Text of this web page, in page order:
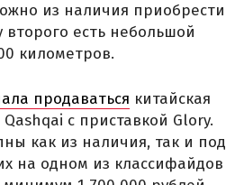
из наличия приобрести
второго есть небольшой
километров.
продаваться китайская
с приставкой Glory.
как из наличия, так и под
на одном из классифайдов